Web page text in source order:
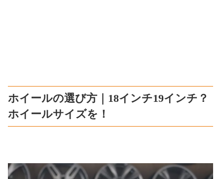
ホイールの選び方｜18インチ19インチ？
ホイールサイズを！